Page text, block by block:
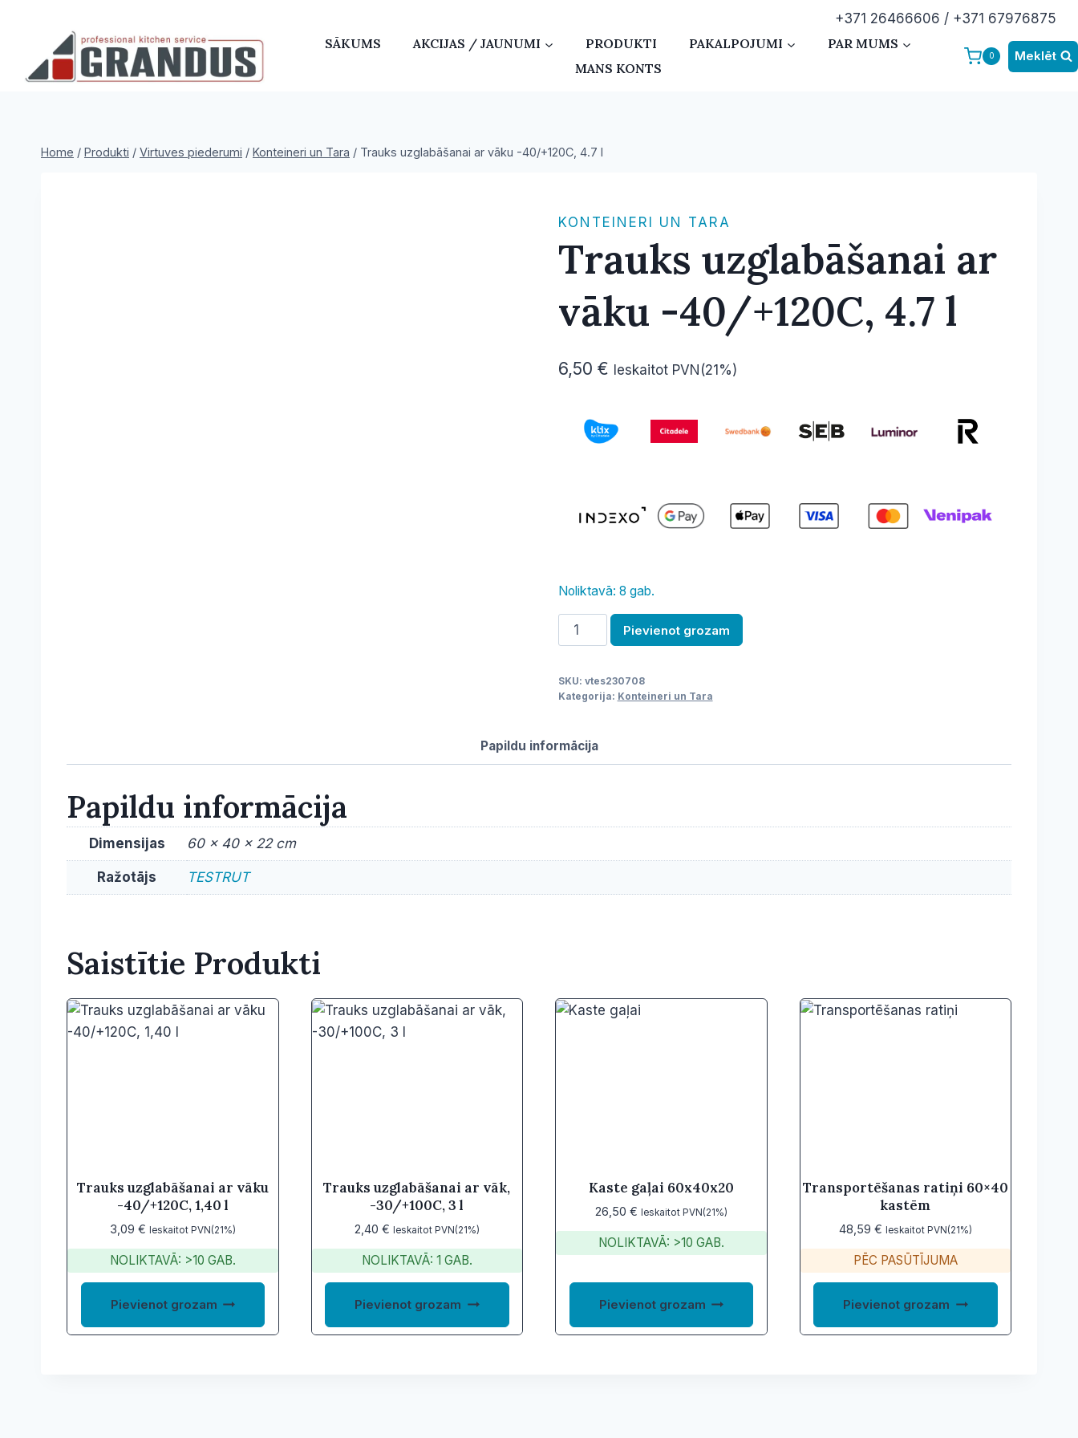
+371 26466606 / +371 67976875
SĀKUMS
AKCIJAS / JAUNUMI PRODUKTI PAKALPOJUMI
PAR MUMS
MANS KONTS
0 Meklēt
Home / Produkti / Virtuves piederumi / Konteineri un Tara / Trauks uzglabāšanai ar vāku -40/+120C, 4.7 l
KONTEINERI UN TARA
Trauks uzglabāšanai ar
vāku -40/+120C, 4.7 l
6,50 € Ieskaitot PVN(21%)
Noliktavā: 8 gab.
Trauks
uzglabāšanai
vāku
l
Pievienot grozam
SKU: vtes230708
Kategorija: Konteineri un Tara
Papildu informācija
Papildu informācija
Dimensijas 60 × 40 × 22 cm
Ražotājs TESTRUT
Saistītie Produkti
Trauks uzglabāšanai ar vāku
-40/+120C, 1,40 l
3,09 € Ieskaitot PVN(21%)
NOLIKTAVĀ: >10 GAB.
Pievienot grozam
Trauks uzglabāšanai ar vāk,
-30/+100C, 3 l
2,40 € Ieskaitot PVN(21%)
NOLIKTAVĀ: 1 GAB.
Pievienot grozam
Kaste gaļai 60x40x20
26,50 € Ieskaitot PVN(21%)
NOLIKTAVĀ: >10 GAB.
Pievienot grozam
Transportēšanas ratiņi 60×40
kastēm
48,59 € Ieskaitot PVN(21%)
PĒC PASŪTĪJUMA
Pievienot grozam